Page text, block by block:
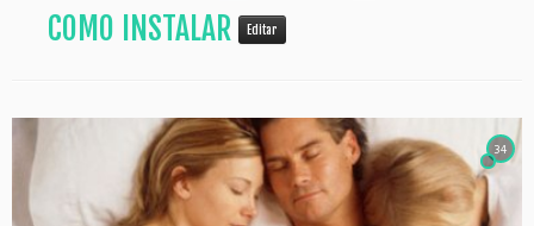
COMO INSTALAR Editar
34